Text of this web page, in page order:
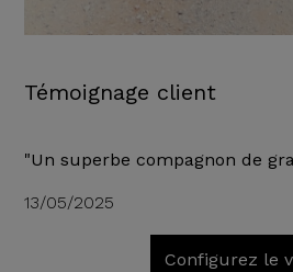
Témoignage client
"Un superbe compagnon de
13/05/2025
Configurez le